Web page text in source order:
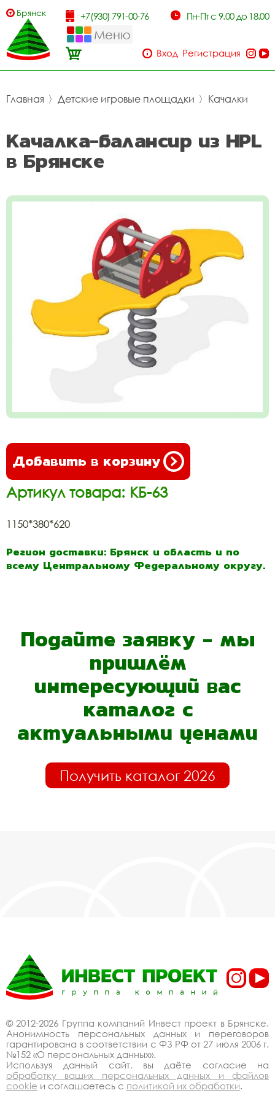
Брянск +7(930) 791-00-76 Пн-Пт с 9.00 до 18.00
Меню
Вход Регистрация
Главная 〉 Детские игровые площадки 〉 Качалки
Качалка-балансир из HPL
в Брянске
Добавить в корзину
Артикул товара: КБ-63
1150*380*620
Регион доставки: Брянск и область и по
всему Центральному Федеральному округу.
Подайте заявку - мы
пришлём
интересующий вас
каталог с
актуальными ценами
Получить каталог 2026
© 2012-2026 Группа компаний Инвест проект в Брянске.
Анонимность персональных данных и переговоров
гарантирована в соответствии с ФЗ РФ от 27 июля 2006 г.
№152 «О персональных данных».
Используя данный сайт, вы даёте согласие на
обработку ваших персональных данных и файлов
cookie и соглашаетесь с политикой их обработки.